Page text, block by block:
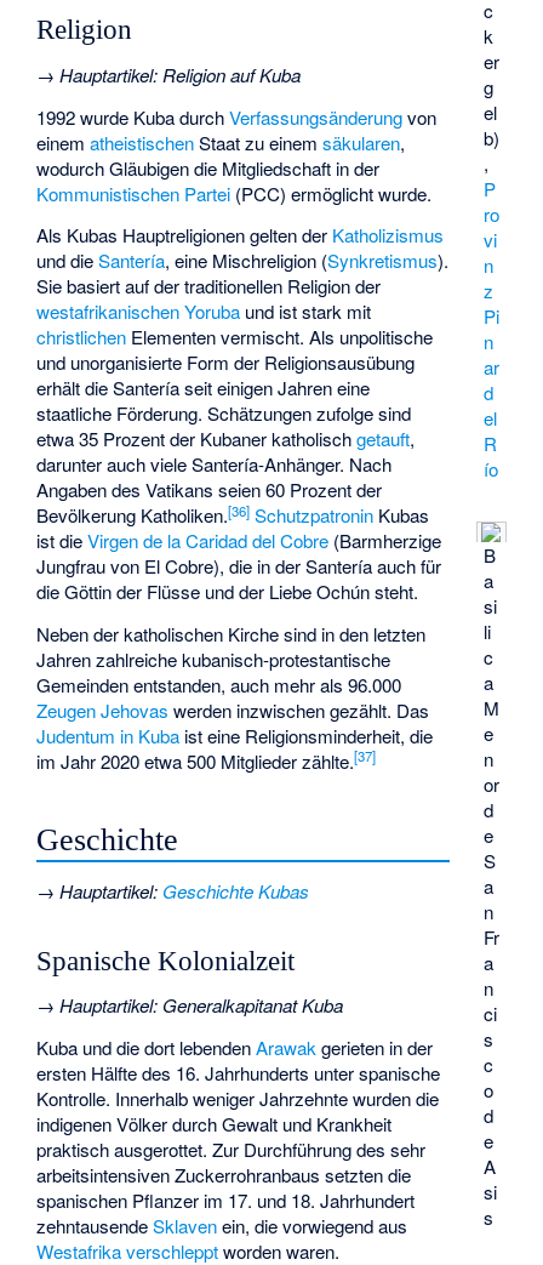
c
k
er
g
el
b)
,
P
ro
vi
n
z
Pi
n
ar
d
el
R
ío
Religion
→Hauptartikel: Religion auf Kuba
B
a
si
li
c
a
M
e
n
or
d
e
S
a
n
Fr
a
n
ci
s
c
o
d
e
A
si
s
1992 wurde Kuba durchVerfassungsänderungvon
einematheistischenStaat zu einemsäkularen,
wodurch Gläubigen die Mitgliedschaft in der
Kommunistischen Partei (PCC) ermöglicht wurde.
Als Kubas Hauptreligionen gelten der Katholizismus
und dieSantería, eine Mischreligion (Synkretismus).
Sie basiert auf dertraditionellen Religionder
westafrikanischen Yoruba und ist stark mit
christlichen Elementen vermischt. Als unpolitische
und unorganisierte Form der Religionsausübung
erhält die Santería seit einigen Jahren eine
staatliche Förderung. Schätzungen zufolge sind
etwa 35 Prozent der Kubaner katholischgetauft,
darunter auch viele Santería-Anhänger. Nach
Angaben des Vatikans seien 60 Prozent der
Bevölkerung Katholiken.[36] Schutzpatronin Kubas
ist dieVirgen de la Caridad del Cobre (Barmherzige
Jungfrau von El Cobre), die in der Santería auch für
die Göttin der Flüsse und der LiebeOchúnsteht.
Neben der katholischen Kirche sind in den letzten
Jahren zahlreichekubanisch-protestantische
Gemeinden entstanden, auch mehr als 96.000
Zeugen Jehovas werden inzwischen gezählt. Das
Judentum in Kuba ist eine Religionsminderheit, die
im Jahr 2020 etwa 500 Mitglieder zählte.[37]
Geschichte
→Hauptartikel: Geschichte Kubas
Spanische Kolonialzeit
→Hauptartikel: Generalkapitanat Kuba
Kuba und die dort lebendenArawak gerieten in der
ersten Hälfte des 16. Jahrhunderts unter spanische
Kontrolle. Innerhalb weniger Jahrzehnte wurden die
indigenen Völker durch Gewalt und Krankheit
praktisch ausgerottet. Zur Durchführung des sehr
arbeitsintensiven Zuckerrohranbaus setzten die
spanischen Pflanzer im 17. und 18. Jahrhundert
zehntausendeSklavenein, die vorwiegend aus
Westafrika verschlepptworden waren.